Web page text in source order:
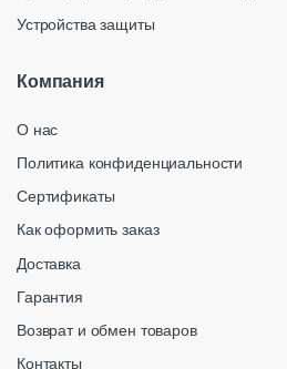
Устройства защиты
Компания
О нас
Политика конфиденциальности
Сертификаты
Как оформить заказ
Доставка
Гарантия
Возврат и обмен товаров
Контакты